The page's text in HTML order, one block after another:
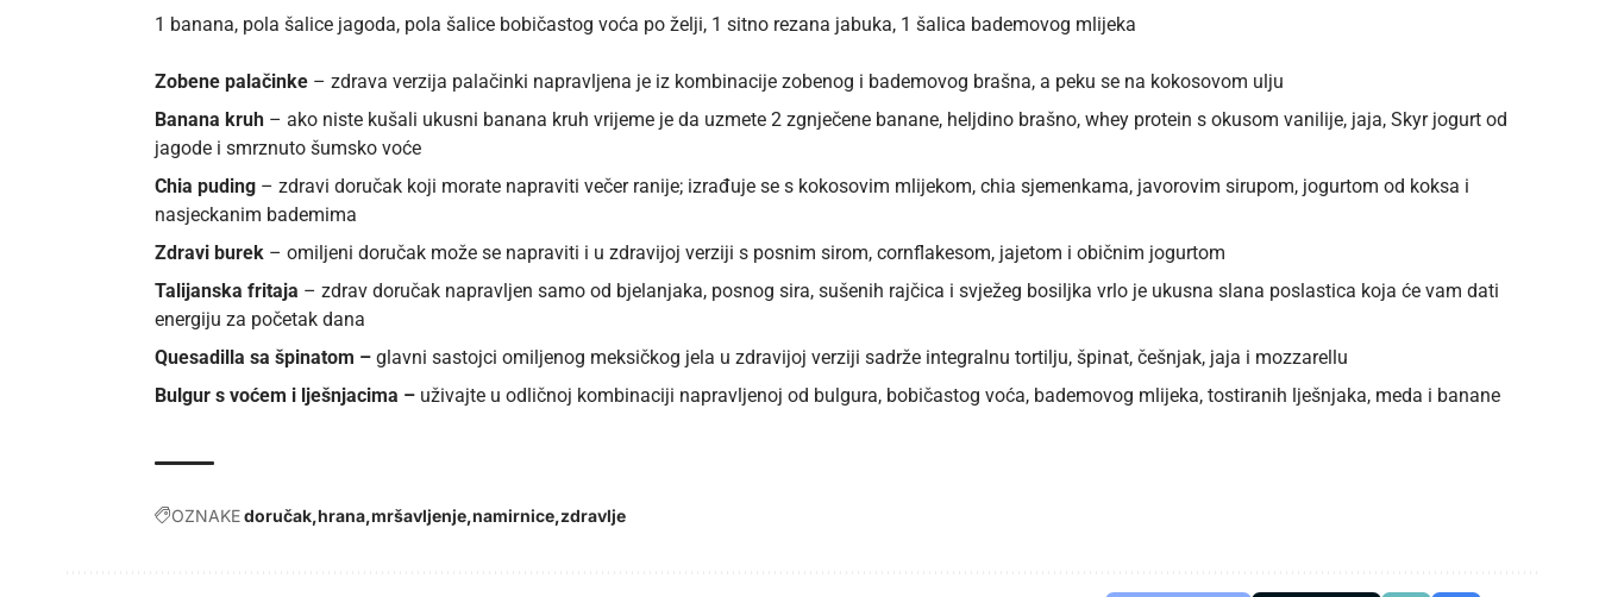
1 banana, pola šalice jagoda, pola šalice bobičastog voća po želji, 1 sitno rezana jabuka, 1 šalica bademovog mlijeka
Zobene palačinke – zdrava verzija palačinki napravljena je iz kombinacije zobenog i bademovog brašna, a peku se na kokosovom ulju
Banana kruh – ako niste kušali ukusni banana kruh vrijeme je da uzmete 2 zgnječene banane, heljdino brašno, whey protein s okusom vanilije, jaja, Skyr jogurt od
jagode i smrznuto šumsko voće
Chia puding – zdravi doručak koji morate napraviti večer ranije; izrađuje se s kokosovim mlijekom, chia sjemenkama, javorovim sirupom, jogurtom od koksa i
nasjeckanim bademima
Zdravi burek – omiljeni doručak može se napraviti i u zdravijoj verziji s posnim sirom, cornflakesom, jajetom i običnim jogurtom
Talijanska fritaja – zdrav doručak napravljen samo od bjelanjaka, posnog sira, sušenih rajčica i svježeg bosiljka vrlo je ukusna slana poslastica koja će vam dati
energiju za početak dana
Quesadilla sa špinatom – glavni sastojci omiljenog meksičkog jela u zdravijoj verziji sadrže integralnu tortilju, špinat, češnjak, jaja i mozzarellu
Bulgur s voćem i lješnjacima – uživajte u odličnoj kombinaciji napravljenoj od bulgura, bobičastog voća, bademovog mlijeka, tostiranih lješnjaka, meda i banane
OZNAKEdoručak hrana mršavljenje namirnice zdravlje